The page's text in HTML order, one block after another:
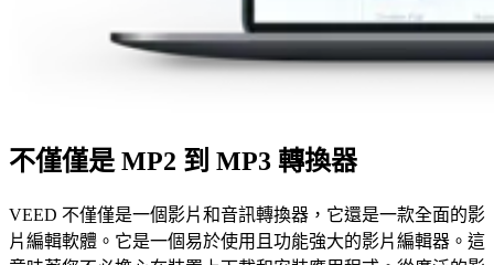
不僅僅是 MP2 到 MP3 轉換器
VEED 不僅僅是一個影片和音訊轉換器，它還是一款全面的影
片編輯軟體。它是一個易於使用且功能強大的影片編輯器。這